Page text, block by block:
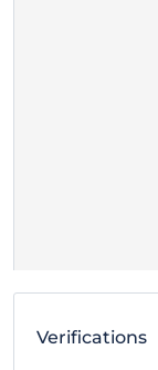
Verifications